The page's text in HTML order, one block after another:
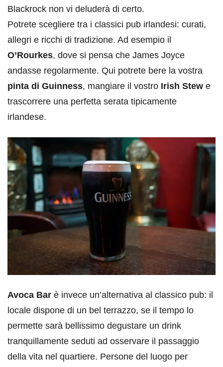
Blackrock non vi deluderà di certo.
Potrete scegliere tra i classici pub irlandesi: curati,
allegri e ricchi di tradizione. Ad esempio il
O’Rourkes, dove si pensa che James Joyce
andasse regolarmente. Qui potrete bere la vostra
pinta di Guinness, mangiare il vostro Irish Stew e
trascorrere una perfetta serata tipicamente
irlandese.
Avoca Bar è invece un’alternativa al classico pub: il
locale dispone di un bel terrazzo, se il tempo lo
permette sarà bellissimo degustare un drink
tranquillamente seduti ad osservare il passaggio
della vita nel quartiere. Persone del luogo per